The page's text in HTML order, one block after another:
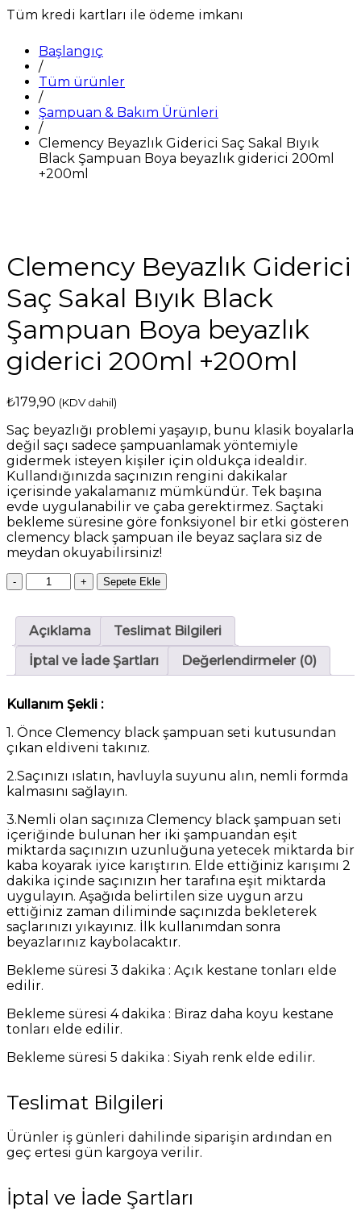
Tüm kredi kartları ile ödeme imkanı
Başlangıç
/
Tüm ürünler
/
Şampuan & Bakım Ürünleri
/
Clemency Beyazlık Giderici Saç Sakal Bıyık
Black Şampuan Boya beyazlık giderici 200ml
+200ml
Clemency Beyazlık Giderici
Saç Sakal Bıyık Black
Şampuan Boya beyazlık
giderici 200ml +200ml
₺179,90 (KDV dahil)
Saç beyazlığı problemi yaşayıp, bunu klasik boyalarla
değil saçı sadece şampuanlamak yöntemiyle
gidermek isteyen kişiler için oldukça idealdir.
Kullandığınızda saçınızın rengini dakikalar
içerisinde yakalamanız mümkündür. Tek başına
evde uygulanabilir ve çaba gerektirmez. Saçtaki
bekleme süresine göre fonksiyonel bir etki gösteren
clemency black şampuan ile beyaz saçlara siz de
meydan okuyabilirsiniz!
-
Clemency
Beyazlık
Saç
Sakal
Bıyık
Black
Boya
giderici
200ml
adet
+ Sepete Ekle
Açıklama
Teslimat Bilgileri
İptal ve İade Şartları
Değerlendirmeler (0)
Kullanım Şekli :
1. Önce Clemency black şampuan seti kutusundan
çıkan eldiveni takınız.
2.Saçınızı ıslatın, havluyla suyunu alın, nemli formda
kalmasını sağlayın.
3.Nemli olan saçınıza Clemency black şampuan seti
içeriğinde bulunan her iki şampuandan eşit
miktarda saçınızın uzunluğuna yetecek miktarda bir
kaba koyarak iyice karıştırın. Elde ettiğiniz karışımı 2
dakika içinde saçınızın her tarafına eşit miktarda
uygulayın. Aşağıda belirtilen size uygun arzu
ettiğiniz zaman diliminde saçınızda bekleterek
saçlarınızı yıkayınız. İlk kullanımdan sonra
beyazlarınız kaybolacaktır.
Bekleme süresi 3 dakika : Açık kestane tonları elde
edilir.
Bekleme süresi 4 dakika : Biraz daha koyu kestane
tonları elde edilir.
Bekleme süresi 5 dakika : Siyah renk elde edilir.
Teslimat Bilgileri
Ürünler iş günleri dahilinde siparişin ardından en
geç ertesi gün kargoya verilir.
İptal ve İade Şartları